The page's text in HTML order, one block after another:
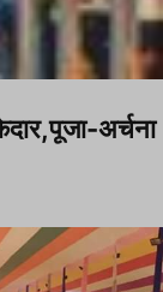
अर्चना